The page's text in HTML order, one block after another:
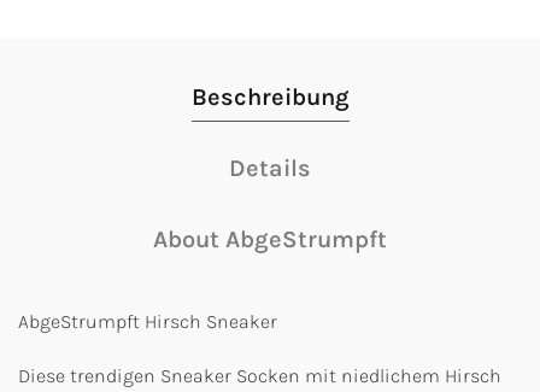
Beschreibung
Details
About AbgeStrumpft
AbgeStrumpft Hirsch Sneaker
Diese trendigen Sneaker Socken mit niedlichem Hirsch